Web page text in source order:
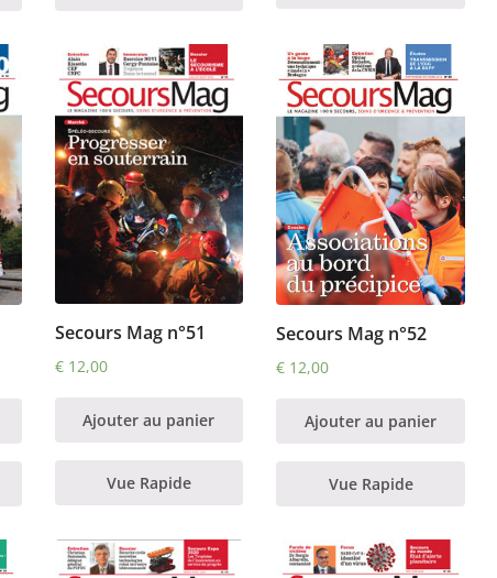
Secours Mag n°51
€12,00
Ajouter au panier
Vue Rapide
Secours Mag n°52
€ 12,00
Ajouter au panier
Vue Rapide